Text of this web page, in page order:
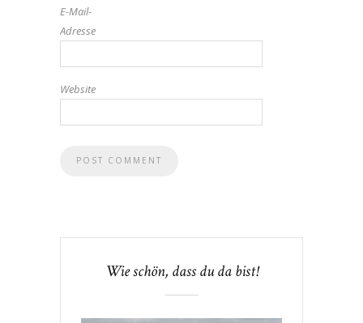
E-Mail-
Adresse
Website
Wie schön, dass du da bist!